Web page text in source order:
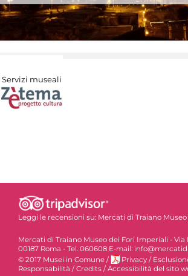
Servizi museali
Leggi le recensioni su: Mercati di Traiano
Mercati di Traiano Museo dei Fori Imperiali - Via
00187 Roma - Tel. 060608 E-mail:
© 2017 Musei in Comune / Privacy /
Responsabilità /Credits /Accessibilità del sito